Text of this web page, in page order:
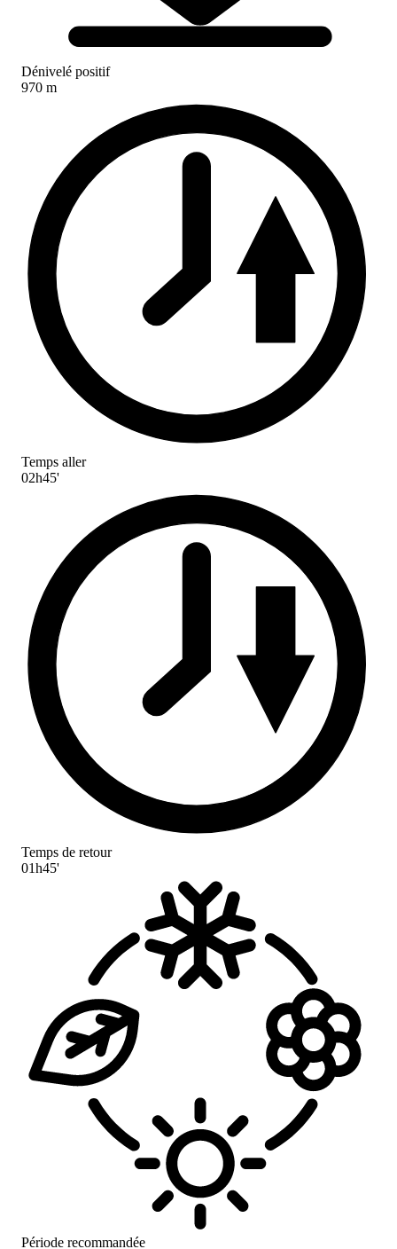
Dénivelé positif
970 m
Temps aller
02h45'
Temps de retour
01h45'
Période recommandée